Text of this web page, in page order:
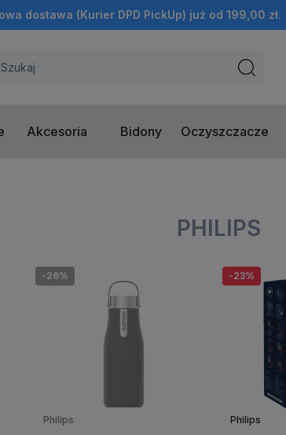
dostawa (Kurier DPD PickUp) już od 199,00 zł.
Akcesoria Bidony Oczyszczacze
PHILIPS
Philips
-26%
Philips
-23%